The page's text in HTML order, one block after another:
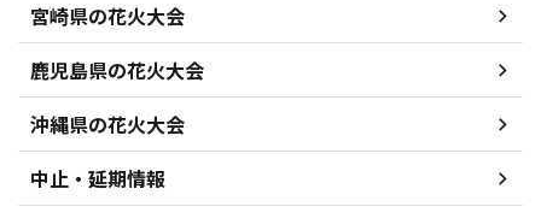
宮崎県の花火大会
鹿児島県の花火大会
沖縄県の花火大会
中止・延期情報